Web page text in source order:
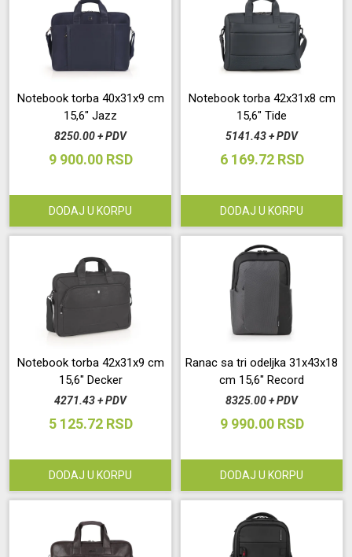
Notebook torba 40x31x9 cm
15,6" Jazz
8250.00 + PDV
9 900.00 RSD
DODAJ U KORPU
Notebook torba 42x31x8 cm
15,6" Tide
5141.43 + PDV
6 169.72 RSD
DODAJ U KORPU
Notebook torba 42x31x9 cm
15,6" Decker
4271.43 + PDV
5 125.72 RSD
DODAJ U KORPU
Ranac sa tri odeljka 31x43x18
cm 15,6" Record
8325.00 + PDV
9 990.00 RSD
DODAJ U KORPU